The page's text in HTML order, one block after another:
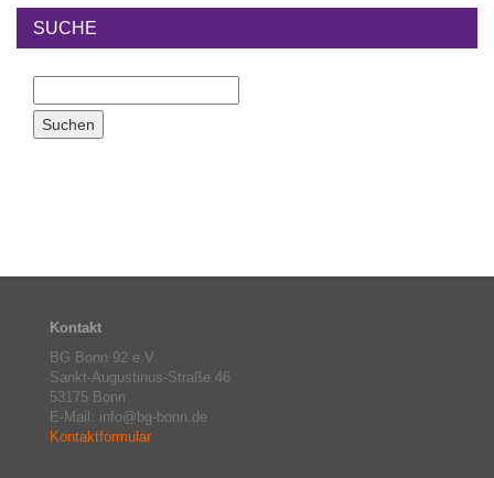
SUCHE
Kontakt
BG Bonn 92 e.V.
Sankt-Augustinus-Straße 46
53175 Bonn
E-Mail: info@bg-bonn.de
Kontaktformular